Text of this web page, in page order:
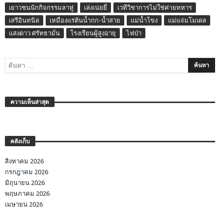
เยาวชนนักกิจกรรมลาหู่ เล่งเน่ยยี่
เวทีวิชาการไม่ใช่ค่ายทหาร
เสรีอินทนิล
เหมืองแร่ต้นน้ำกก-น้ำสาย แม่น้ำโขง
แม่แจ่มโมเดล
แสงดาว ศรัทธามั่น
โรงเรียนผู้สูงอายุ ไฟป่า
ความเห็นล่าสุด
คลังเก็บ
สิงหาคม 2026
กรกฎาคม 2026
มิถุนายน 2026
พฤษภาคม 2026
เมษายน 2026